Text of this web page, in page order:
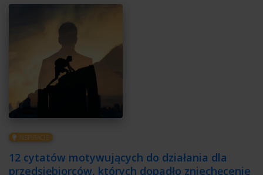
INSPIRACJE
12 cytatów motywujących do działania dla
przedsiębiorców, których dopadło zniechęcenie